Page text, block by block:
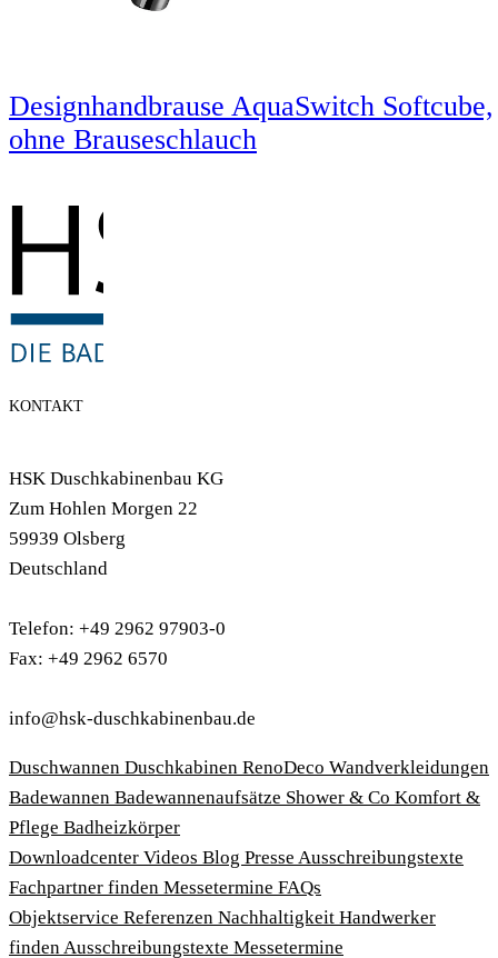
Designhandbrause AquaSwitch Softcube,
ohne Brauseschlauch
KONTAKT
HSK Duschkabinenbau KG
Zum Hohlen Morgen 22
59939 Olsberg
Deutschland
Telefon: +49 2962 97903-0
Fax: +49 2962 6570
info@hsk-duschkabinenbau.de
Duschwannen Duschkabinen RenoDeco Wandverkleidungen
Badewannen Badewannenaufsätze Shower & Co Komfort &
Pflege Badheizkörper
Download­center Videos Blog Presse Ausschreibungstexte
Fachpartner finden Messetermine FAQs
Objektservice Referenzen Nachhaltigkeit Handwerker
finden Ausschreibungstexte Messetermine